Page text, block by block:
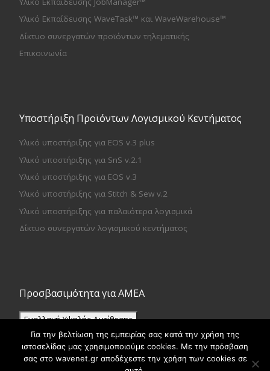
Υλικό Εκπαίδευσης WaveTask™ και WaveWarehouse™
Δίκτυο συνεργατών προϊόντων τηλεματικής
Επικοινωνία
Υποστήριξη Προϊόντων Λογισμικού Κεντήματος
Υλικό υποστήριξης για EOS v.3 plus
Υλικό υποστήριξης για SnS v.2.1
Υλικό υποστήριξης για EOS v.3
Υλικό υποστήριξης για Stitch & Sew v.2
Υλικό υποστήριξης για παλαιότερα λογισμικά
Δίκτυο συνεργατών λογισμικού κεντήματος
Προσβασιμότητα για ΑΜΕΑ
Εναλλαγή Υψηλής Αντίθεσης
Εναλλαγή Μεγέθους Γραμμάτων
Για την βελτίωση της εμπειρίας σας κατά την χρήση της
ιστοσελίδας μας χρησιμοποιούμε cookies. Με την πρόσβαση
σας στο wavenet.gr αποδέχεστε την χρήση των cookies σε